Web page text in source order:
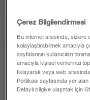
Çerez Bilgilendirmesi
Bu internet sitesinde, sizlere
kolaylaştırabilmek amacıyla
sayfalarının kullanıcıları
amacıyla kişisel verilerinizi
tıklayarak veya web
Politikası sayfasında yer
Detaylı bilgiye ulaşmak için